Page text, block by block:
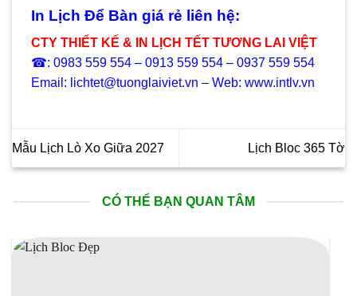
In Lịch Để Bàn giá rẻ liên hệ:
CTY THIẾT KẾ & IN LỊCH TẾT TƯƠNG LAI VIỆT
☎: 0983 559 554 – 0913 559 554 – 0937 559 554
Email: lichtet@tuonglaiviet.vn – Web: www.intlv.vn
Mẫu Lịch Lò Xo Giữa 2027 Lịch Bloc 365 Tờ
CÓ THỂ BẠN QUAN TÂM